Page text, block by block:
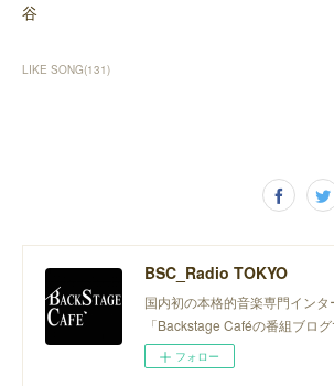
谷
LIKE SONG(131)
BSC_Radio TOKYO
国内初の本格的音楽専門イン
「Backstage Caféの番組ブログ
フォロー